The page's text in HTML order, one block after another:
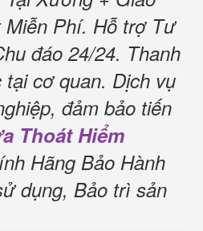
Miễn Phí. Hỗ trợ Tư
đáo 24/24. Thanh
cơ quan. Dịch vụ
đảm bảo tiến
Thoát Hiểm
Hãng Bảo Hành
dụng, Bảo trì sản